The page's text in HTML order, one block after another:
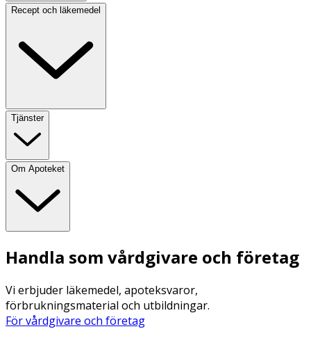
Recept och läkemedel
Tjänster
Om Apoteket
Handla som vårdgivare och företag
Vi erbjuder läkemedel, apoteksvaror,
förbrukningsmaterial och utbildningar.
För vårdgivare och företag